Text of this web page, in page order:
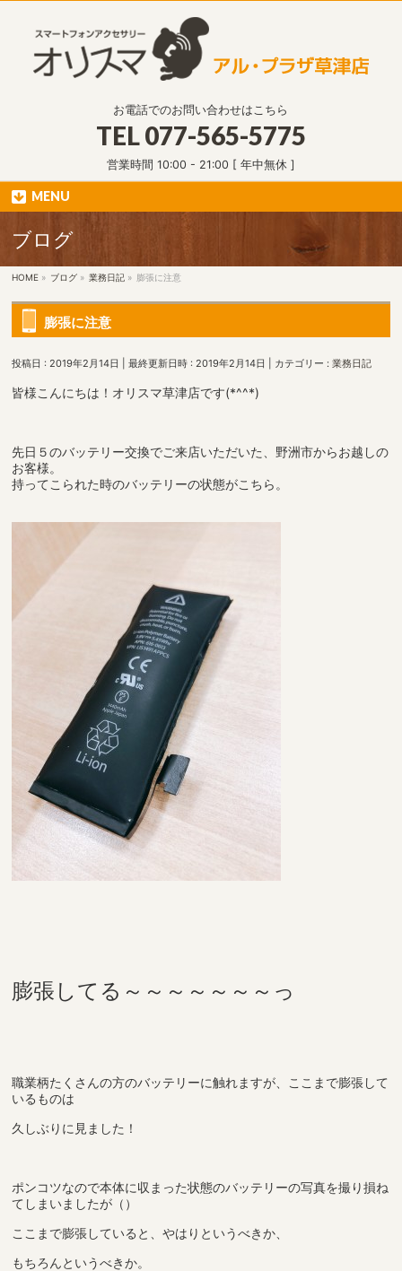
お電話でのお問い合わせはこちら
TEL077-565-5775
営業時間 10:00 - 21:00 [ 年中無休 ]
MENU
ブログ
HOME » ブログ » 業務日記 » 膨張に注意
膨張に注意
投稿日 : 2019年2月14日 最終更新日時 : 2019年2月14日 カテゴリー :業務日記
皆様こんにちは！オリスマ草津店です(*^^*)
先日５のバッテリー交換でご来店いただいた、野洲市からお越しの
お客様。
持ってこられた時のバッテリーの状態がこちら。
膨張してる～～～～～～～っ
職業柄たくさんの方のバッテリーに触れますが、ここまで膨張して
いるものは
久しぶりに見ました！
ポンコツなので本体に収まった状態のバッテリーの写真を撮り損ね
てしまいましたが（）
ここまで膨張していると、やはりというべきか、
もちろんというべきか。